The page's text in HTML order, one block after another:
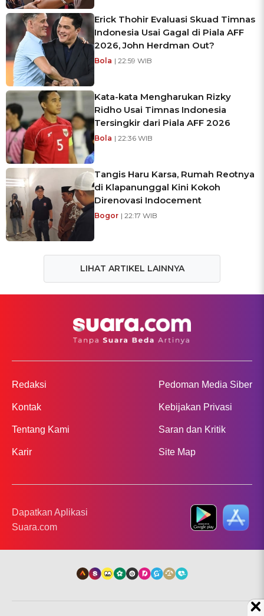
Erick Thohir Evaluasi Skuad Timnas
Indonesia Usai Gagal di Piala AFF
2026, John Herdman Out?
Bola | 22:59 WIB
Kata-kata Mengharukan Rizky
Ridho Usai Timnas Indonesia
Tersingkir dari Piala AFF 2026
Bola | 22:36 WIB
Tangis Haru Karsa, Rumah Reotnya
di Klapanunggal Kini Kokoh
Direnovasi Indocement
Bogor | 22:17 WIB
LIHAT ARTIKEL LAINNYA
Redaksi
Kontak
Tentang Kami
Karir
Pedoman Media Siber
Kebijakan Privasi
Saran dan Kritik
Site Map
Dapatkan Aplikasi
Suara.com